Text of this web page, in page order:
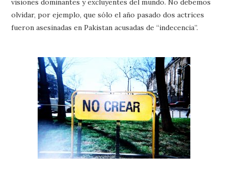
olvidar, por ejemplo, que sólo el año pasado dos actrices
fueron asesinadas en Pakistan acusadas de “indecencia”.